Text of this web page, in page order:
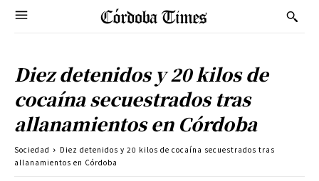
Diez detenidos y 20 kilos de
cocaína secuestrados tras
allanamientos en Córdoba
Sociedad
Diez detenidos y 20 kilos de cocaína secuestrados tras
allanamientos en Córdoba